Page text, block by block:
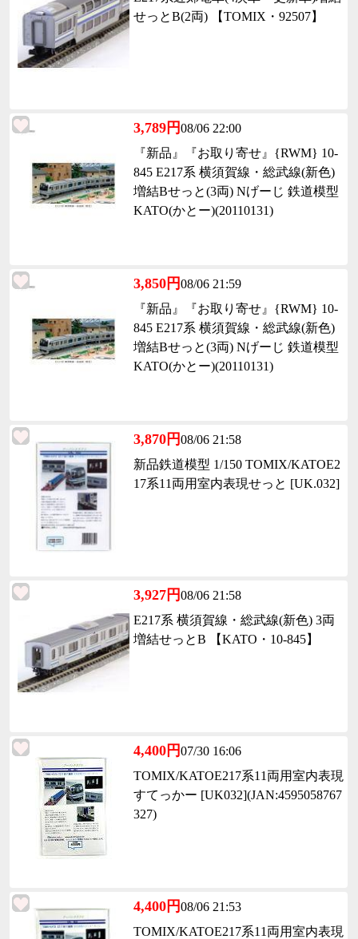
せっとB(2両) 【TOMIX・92507】
3,789円08/06 22:00
『新品』『お取り寄せ』{RWM} 10-
845 E217系 横須賀線・総武線(新色)
増結Bせっと(3両) Nげーじ 鉄道模型
KATO(かとー)(20110131)
3,850円08/06 21:59
『新品』『お取り寄せ』{RWM} 10-
845 E217系 横須賀線・総武線(新色)
増結Bせっと(3両) Nげーじ 鉄道模型
KATO(かとー)(20110131)
3,870円08/06 21:58
新品鉄道模型 1/150 TOMIX/KATOE2
17系11両用室内表現せっと [UK.032]
3,927円08/06 21:58
E217系 横須賀線・総武線(新色) 3両
増結せっとB 【KATO・10-845】
4,400円07/30 16:06
TOMIX/KATOE217系11両用室内表現
すてっかー [UK032](JAN:4595058767
327)
4,400円08/06 21:53
TOMIX/KATOE217系11両用室内表現